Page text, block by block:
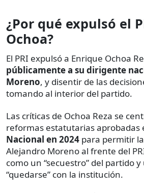
¿Por qué expulsó el
Ochoa?
El PRI expulsó a Enrique Ochoa
públicamente a su dirigente
Moreno, y disentir de las
tomando al interior del partido.
Las críticas de Ochoa Reza se
reformas estatutarias aprobadas
Nacional en 2024 para permitir
Alejandro Moreno al frente del
como un “secuestro” del partido
“quedarse” con la institución.